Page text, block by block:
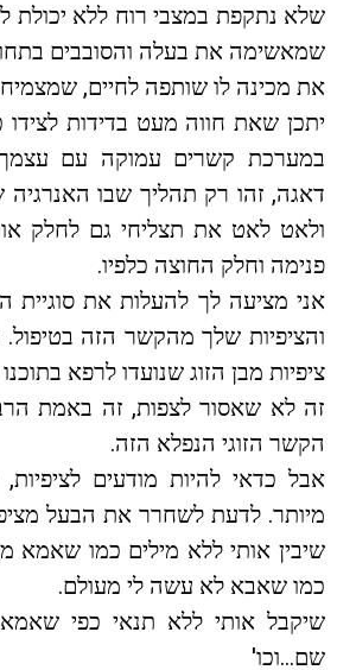
שלא נתקפת במצבי רוח ללא יכולת
שמאשימה את בעלה והסובבים
את מכינה לו שותפה לחיים, שמצמיח
יתכן שאת חווה מעט בדידות
במערכת קשרים עמוקה עם
דאגה, זהו רק תהליך שבו
ולאט לאט את תצליחי גם לחלק
פנימה וחלק החוצה כלפיו.
אני מציעה לך להעלות את
והציפיות שלך מהקשר הזה
ציפיות מבן הזוג שנועדו לרפא
זה לא שאסור לצפות, זה באמת
הקשר הזוגי הנפלא הזה.
אבל כדאי להיות מודעים
מיותר. לדעת לשחרר את הבעל
שיבין אותי ללא מילים כמו שאמא
כמו שאבא לא עשה לי מעולם.
שיקבל אותי ללא תנאי כפי
שם…וכו'